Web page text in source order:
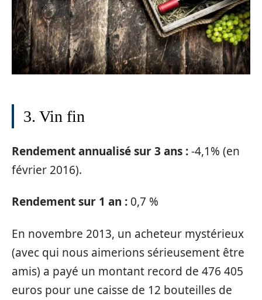
3. Vin fin
Rendement annualisé sur 3 ans :-4,1% (en
février 2016).
Rendement sur 1 an : 0,7 %
En novembre 2013, un acheteur mystérieux
(avec qui nous aimerions sérieusement être
amis) a payé un montant record de 476 405
euros pour une caisse de 12 bouteilles de